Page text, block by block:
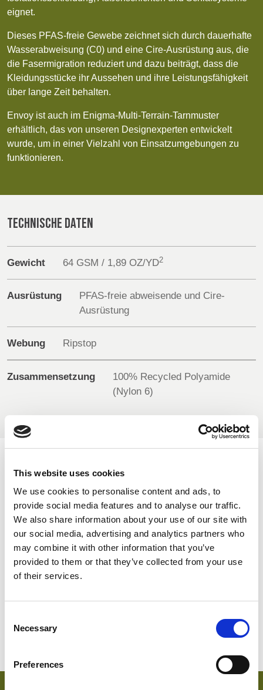
This website uses cookies
We use cookies to personalise content and ads, to
provide social media features and to analyse our traffic.
We also share information about your use of our site with
our social media, advertising and analytics partners who
may combine it with other information that you’ve
provided to them or that they’ve collected from your use
of their services.
Selection
Necessary
Preferences
Sustainability
Media
Veranstaltungen
Contact
(1)
FINNLAND
FRANCE, ITALY,
MOROCCO,
PORTUGAL, SPAIN
GERMANY,
AUSTRIA &
SWITZERLAND
HOLLAND
TRUTHAHN
BULGARIA,
SLOVENIA
DENMARK,
NORWAY &
SWEDEN
IRELAND &
IRELAND
eignet.
Dieses PFAS-freie Gewebe zeichnet sich durch dauerhafte
Wasserabweisung (C0) und eine Cire-Ausrüstung aus, die
die Fasermigration reduziert und dazu beiträgt, dass die
Kleidungsstücke ihr Aussehen und ihre Leistungsfähigkeit
über lange Zeit behalten.
Envoy ist auch im Enigma-Multi-Terrain-Tarnmuster
erhältlich, das von unseren Designexperten entwickelt
wurde, um in einer Vielzahl von Einsatzumgebungen zu
funktionieren.
TECHNISCHE DATEN
Gewicht 64 GSM / 1,89 OZ/YD2
Ausrüstung
PFAS-freie abweisende und Cire-
Ausrüstung
Webung Ripstop
Zusammensetzung
100% Recycled Polyamide
(Nylon 6)
VERFÜGBARE FARBEN
On-line Farben - Bitte kontaktieren Sie uns für Informationen
über neue Ergänzungen der Farbpalette , die über den
speziellen Farbstoff-Service einschließlich derjenigen, die
auf Aufträge Mindest meterage unterliegen können
Coyote
Ranger Green